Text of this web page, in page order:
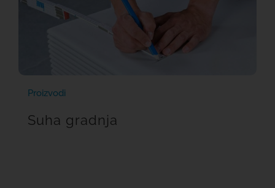
Proizvodi
Suha gradnja